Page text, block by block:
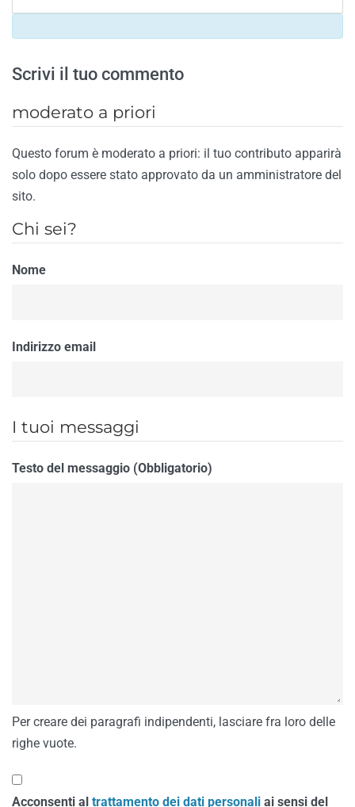
Scrivi il tuo commento
moderato a priori
Questo forum è moderato a priori: il tuo contributo apparirà
solo dopo essere stato approvato da un amministratore del
sito.
Chi sei?
Nome
Indirizzo email
I tuoi messaggi
Testo del messaggio (Obbligatorio)
Per creare dei paragrafi indipendenti, lasciare fra loro delle
righe vuote.
Acconsenti al trattamento dei dati personali ai sensi del